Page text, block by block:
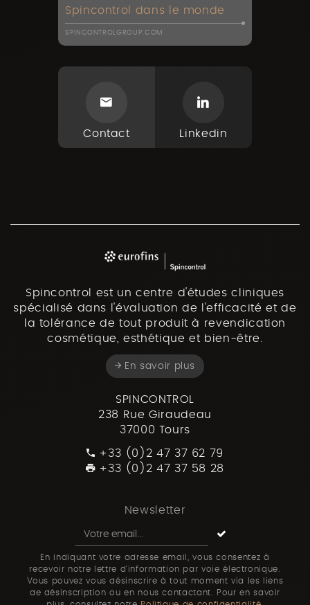
Spincontrol dans le monde
SPINCONTROLGROUP.COM
Contact Linkedin
Spincontrol est un centre d'études cliniques
spécialisé dans l'évaluation de l'efficacité et de
la tolérance de tout produit à revendication
cosmétique, esthétique et bien-être.
En savoir plus
SPINCONTROL
238 Rue Giraudeau
37000 Tours
+33 (0)2 47 37 62 79
+33 (0)2 47 37 58 28
Newsletter
En indiquant votre adresse email, vous consentez à
recevoir notre lettre d'information par voie électronique.
Vous pouvez vous désinscrire à tout moment via les liens
de désinscription ou en nous contactant. Pour en savoir